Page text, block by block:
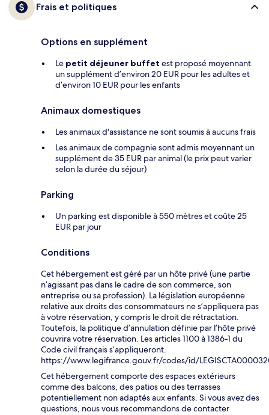
Frais et politiques
Options en supplément
Le petit déjeuner buffet est proposé moyennant
un supplément d’environ 20 EUR pour les adultes et
d’environ 10 EUR pour les enfants
Animaux domestiques
Les animaux d'assistance ne sont soumis à aucuns frais
Les animaux de compagnie sont admis moyennant un
supplément de 35 EUR par animal (le prix peut varier
selon la durée du séjour)
Parking
Un parking est disponible à 550 mètres et coûte 25
EUR par jour
Conditions
Cet hébergement est géré par un hôte privé (une partie
n’agissant pas dans le cadre de son commerce, son
entreprise ou sa profession). La législation européenne
relative aux droits des consommateurs ne s’appliquera pas
à votre réservation, y compris le droit de rétractation.
Toutefois, la politique d’annulation définie par l’hôte privé
couvrira votre réservation. Les articles 1100 à 1386-1 du
Code civil français s’appliqueront.
https://www.legifrance.gouv.fr/codes/id/
Cet hébergement comporte des espaces extérieurs
comme des balcons, des patios ou des terrasses
potentiellement non adaptés aux enfants. Si vous avez des
questions, nous vous recommandons de contacter